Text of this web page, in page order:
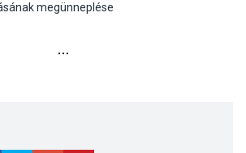
megünneplése